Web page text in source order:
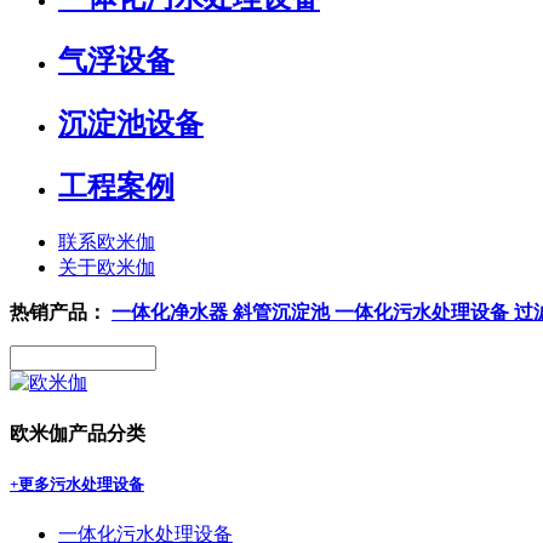
气浮设备
沉淀池设备
工程案例
联系欧米伽
关于欧米伽
热销产品： 一体化净水器 斜管沉淀池一体化污水处理设备 过
欧米伽产品分类
+更多污水处理设备
一体化污水处理设备